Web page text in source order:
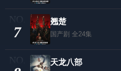
7
翘楚
国产剧 全24集
天龙八部